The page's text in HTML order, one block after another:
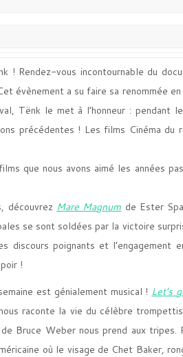
! Rendez-vous incontournable du
évènement a su faire sa renommée
Tënk le met à l’honneur : pendant
précédentes ! Les films Cinéma
que nous avons aimé les années
découvrez Mare Magnum de Ester
se sont soldées par la victoire
discours poignants et l’engagement
!
est génialement musical ! Let’s
raconte la vie du célèbre
Bruce Weber nous prend aux tripes.
où le visage de Chet Baker,